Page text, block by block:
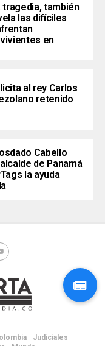
tragedia, también
las difíciles
en
al rey Carlos
retenido
Cabello
de Panamá
la ayuda
Judiciales